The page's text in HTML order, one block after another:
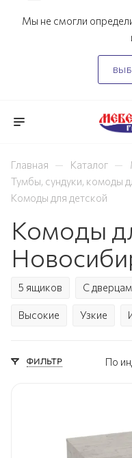
Мы не смогли
Главная — Каталог —
Тумбы, сундуки, комоды
Комоды для детской
Комоды
5 ящиков С
Высокие Узкие
ФИЛЬТР По